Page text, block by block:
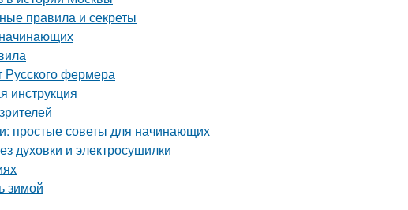
правила и секреты
Русского фермера
инструкция
простые советы для начинающих
духовки и электросушилки
зимой